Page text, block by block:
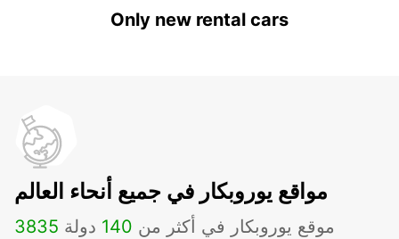
Only new rental cars
مواقع يوروبكار في جميع أنحاء العالم
3835 موقع يوروبكار في أكثر من 140 دولة